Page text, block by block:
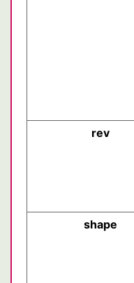
rev
shape